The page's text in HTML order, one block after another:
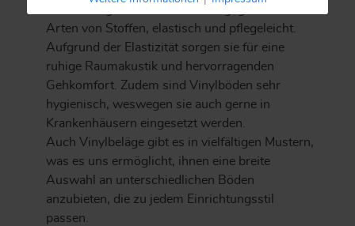
Arten von Stoffen, elastisch und pflegeleicht.
Aufgrund der Elastizität sorgen sie für eine
ruhige Raumakustik und hervorragenden
Gehkomfort. Zudem sind Vinylböden sehr
hygienisch, weswegen sie auch gerne in
Krankenhäusern eingesetzt werden.
Auch Vinylbeläge gibt es in vielfältigen Mustern,
was es uns ermöglicht, ihnen eine breite
Auswahl an unterschiedlichen Böden
anzubieten, die zu jedem Einrichtungsstil
passen.